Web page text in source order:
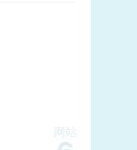
网站